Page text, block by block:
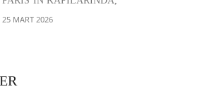
ŞEHIR ENERJISI ILE
25 MART 2026